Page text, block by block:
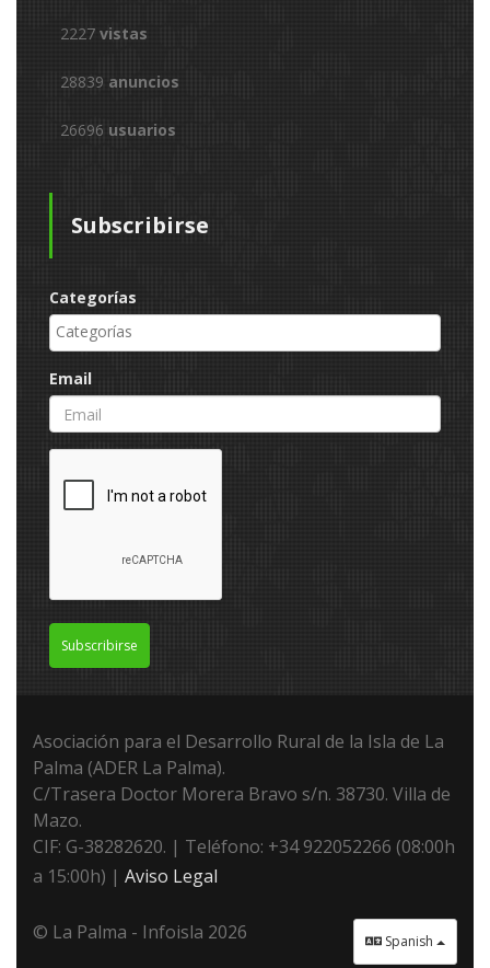
2227 vistas
28839 anuncios
26696 usuarios
Subscribirse
Categorías
Email
Subscribirse
Asociación para el Desarrollo Rural de la Isla de La
Palma (ADER La Palma).
C/Trasera Doctor Morera Bravo s/n. 38730. Villa de
Mazo.
CIF: G-38282620. | Teléfono: +34 922052266 (08:00h
a 15:00h) | Aviso Legal
Spanish
© La Palma - Infoisla 2026